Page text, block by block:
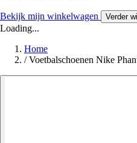
Bekijk mijn winkelwagen Verder
Loading...
Home
/ Voetbalschoenen Nike